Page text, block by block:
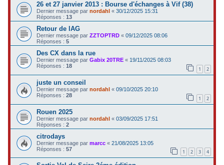
26 et 27 janvier 2013 : Bourse d'échanges à Vif (38)
Dernier message parnordahl «30/12/2025 15:31
Réponses :13
Retour de lAG
Dernier message parZZTOPTRD «09/12/2025 08:06
Réponses :5
Des CX dans la rue
Dernier message parGabix 20TRE «19/11/2025 08:03
Réponses :18 1 2
juste un conseil
Dernier message parnordahl «09/10/2025 20:10
Réponses :28 1 2
Rouen 2025
Dernier message parnordahl «03/09/2025 17:51
Réponses :2
citrodays
Dernier message parmarcc «21/08/2025 13:05
Réponses :57 1 2 3 4